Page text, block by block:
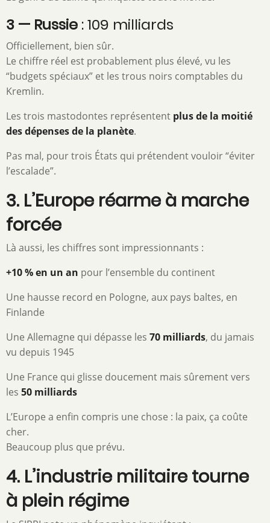
3 — Russie : 109 milliards
Officiellement, bien sûr.
Le chiffre réel est probablement plus élevé, vu les
“budgets spéciaux” et les trous noirs comptables du
Kremlin.
Les trois mastodontes représentent plus de la moitié
des dépenses de la planète.
Pas mal, pour trois États qui prétendent vouloir “éviter
l’escalade”.
3. L’Europe réarme à marche
forcée
Là aussi, les chiffres sont impressionnants :
+10 % en un an pour l’ensemble du continent
Une hausse record en Pologne, aux pays baltes, en
Finlande
Une Allemagne qui dépasse les 70 milliards, du jamais
vu depuis 1945
Une France qui glisse doucement mais sûrement vers
les 50 milliards
L’Europe a enfin compris une chose : la paix, ça coûte
cher.
Beaucoup plus que prévu.
4. L’industrie militaire tourne
à plein régime